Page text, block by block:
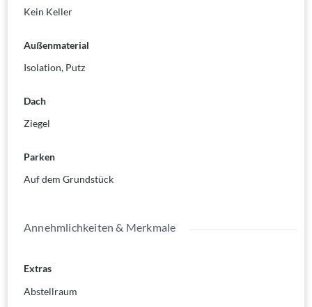
Kein Keller
Außenmaterial
Isolation, Putz
Dach
Ziegel
Parken
Auf dem Grundstück
Annehmlichkeiten & Merkmale
Extras
Abstellraum